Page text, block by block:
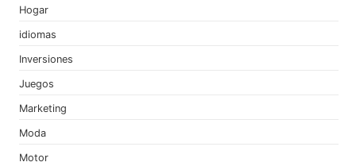
Hogar
idiomas
Inversiones
Juegos
Marketing
Moda
Motor